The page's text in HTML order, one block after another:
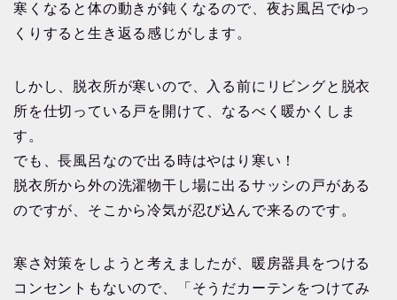
寒くなると体の動きが鈍くなるので、夜お風呂でゆっ
くりすると生き返る感じがします。
しかし、脱衣所が寒いので、入る前にリビングと脱衣
所を仕切っている戸を開けて、なるべく暖かくしま
す。
でも、長風呂なので出る時はやはり寒い！
脱衣所から外の洗濯物干し場に出るサッシの戸がある
のですが、そこから冷気が忍び込んで来るのです。
寒さ対策をしようと考えましたが、暖房器具をつける
コンセントもないので、「そうだカーテンをつけてみ